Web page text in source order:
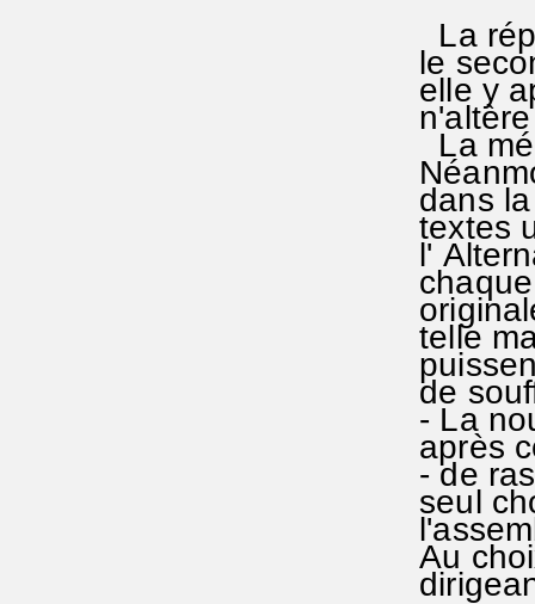
La
le
elle y
La
dans
textes
l'
telle
de
- La
après
- de
seul
Au